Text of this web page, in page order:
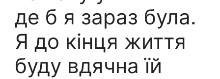
де б я зараз була.
Я до кінця життя
буду вдячна їй